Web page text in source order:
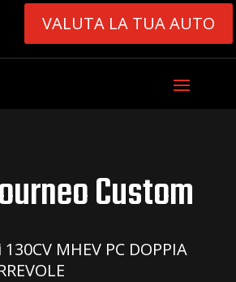
VALUTA LA TUA AUTO
Custom
MHEV PC DOPPIA